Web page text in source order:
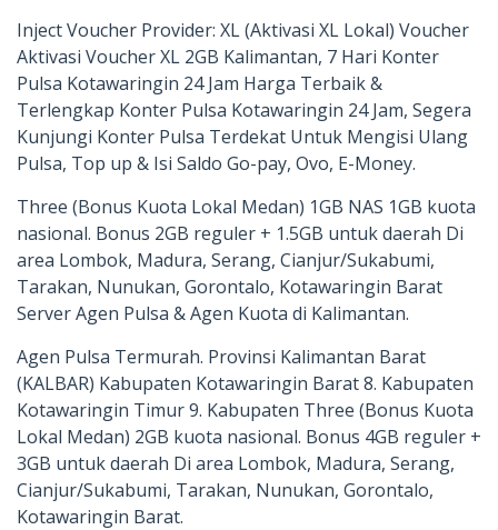
Inject Voucher Provider: XL (Aktivasi XL Lokal) Voucher
Aktivasi Voucher XL 2GB Kalimantan, 7 Hari Konter
Pulsa Kotawaringin 24 Jam Harga Terbaik &
Terlengkap Konter Pulsa Kotawaringin 24 Jam, Segera
Kunjungi Konter Pulsa Terdekat Untuk Mengisi Ulang
Pulsa, Top up & Isi Saldo Go-pay, Ovo, E-Money.
Three (Bonus Kuota Lokal Medan) 1GB NAS 1GB kuota
nasional. Bonus 2GB reguler + 1.5GB untuk daerah Di
area Lombok, Madura, Serang, Cianjur/Sukabumi,
Tarakan, Nunukan, Gorontalo, Kotawaringin Barat
Server Agen Pulsa & Agen Kuota di Kalimantan.
Agen Pulsa Termurah. Provinsi Kalimantan Barat
(KALBAR) Kabupaten Kotawaringin Barat 8. Kabupaten
Kotawaringin Timur 9. Kabupaten Three (Bonus Kuota
Lokal Medan) 2GB kuota nasional. Bonus 4GB reguler +
3GB untuk daerah Di area Lombok, Madura, Serang,
Cianjur/Sukabumi, Tarakan, Nunukan, Gorontalo,
Kotawaringin Barat.